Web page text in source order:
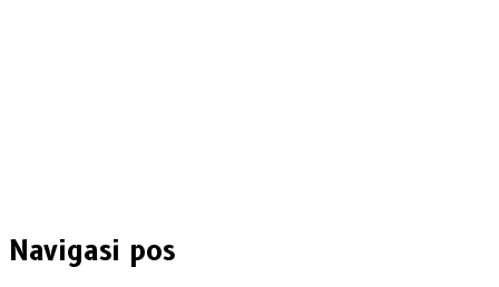
Navigasi pos